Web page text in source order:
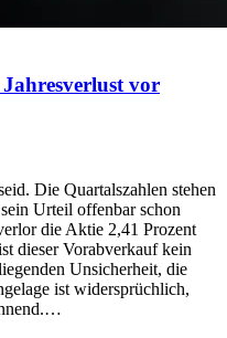
vor
Die Quartalszahlen stehen
Urteil offenbar schon
die Aktie 2,41 Prozent
dieser Vorabverkauf kein
Unsicherheit, die
ist widersprüchlich,